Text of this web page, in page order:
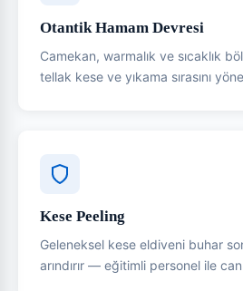
Otantik Hamam Devresi
Camekan, warmalık ve sıcaklık
tellak kese ve yıkama sırasını
Kese Peeling
Geleneksel kese eldiveni buhar
arındırır — eğitimli personel ile